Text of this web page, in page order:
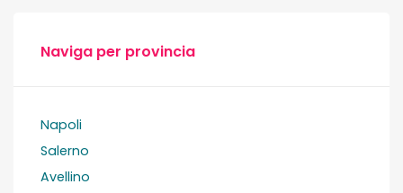
Naviga per provincia
Napoli
Salerno
Avellino